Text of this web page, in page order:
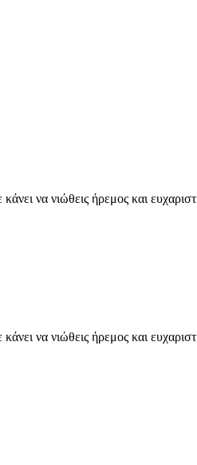
κάνει να νιώθεις ήρεμος και
κάνει να νιώθεις ήρεμος και